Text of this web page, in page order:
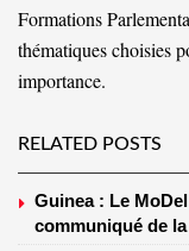
Formations
thématiques choisies
importance.
RELATED POSTS
Guinea : Le
communiqué de